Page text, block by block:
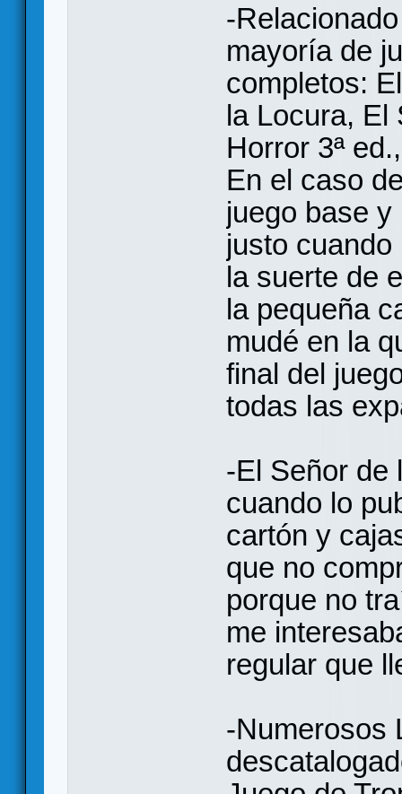
-
mayoría de
completos:
la Locura, El
Horror 3ª
En el caso
juego base
justo
la suerte de
la pequeña
mudé en la
final del
todas las
-El Señor de
cuando lo
cartón y
que no
porque no
me
regular que
-Numerosos